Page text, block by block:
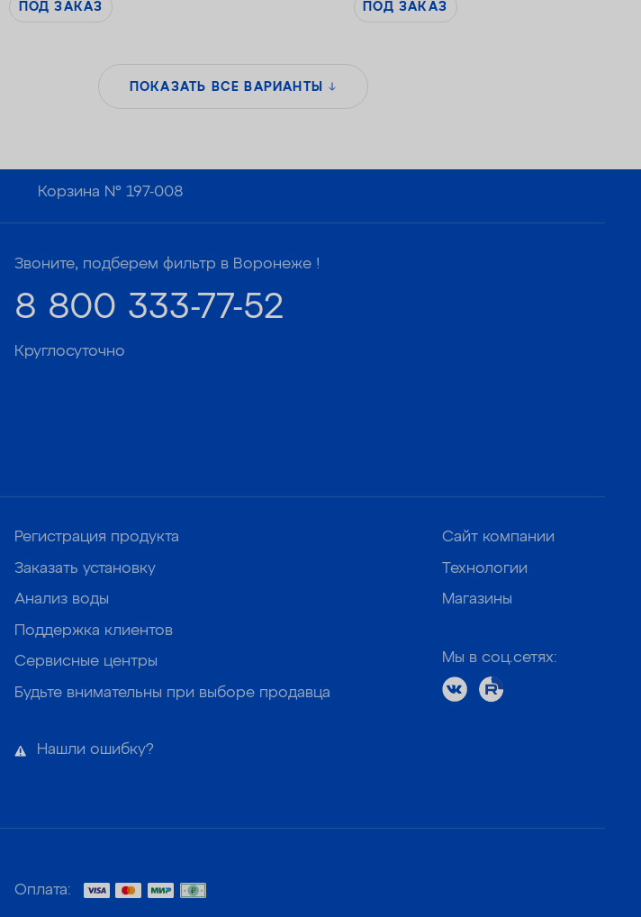
ПОД ЗАКАЗ ПОД ЗАКАЗ
ПОКАЗАТЬ ВСЕ ВАРИАНТЫ
Корзина №197-008
Звоните, подберем фильтр в Воронеже !
8 800 333-77-52
Круглосуточно
Регистрация продукта
Заказать установку
Анализ воды
Поддержка клиентов
Сервисные центры
Будьте внимательны при выборе продавца
Нашли ошибку?
Сайт компании
Технологии
Магазины
Мы в соц.сетях:
Оплата: